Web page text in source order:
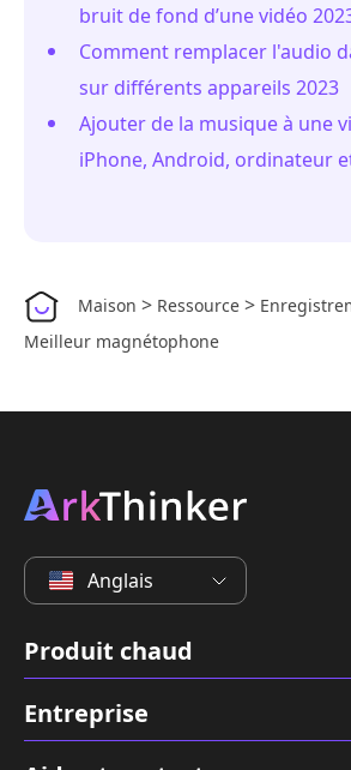
bruit de fond d’une vidéo
Comment remplacer l'audio
sur différents appareils 2023
Ajouter de la musique à une
iPhone, Android, ordinateur
Maison > Ressource >
Meilleur magnétophone
Anglais
Produit chaud
Entreprise